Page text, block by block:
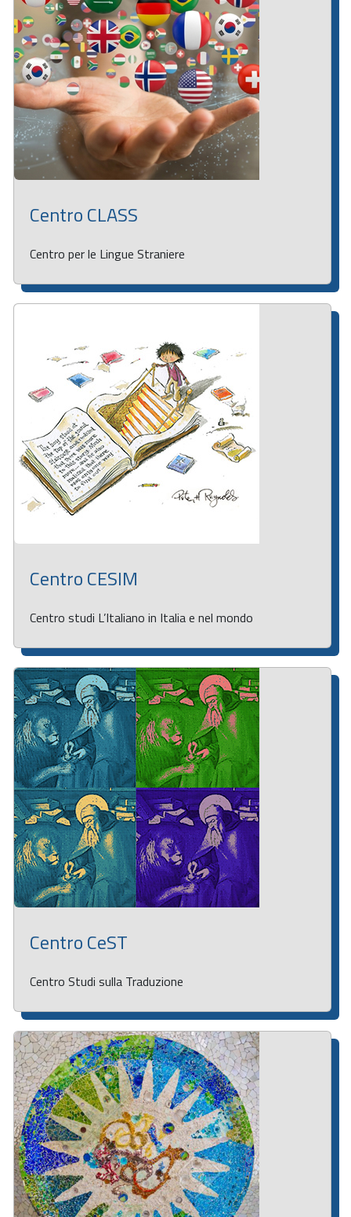
Centro CLASS
Centro per le Lingue Straniere
Centro CESIM
Centro studi L’Italiano in Italia e nel mondo
Centro CeST
Centro Studi sulla Traduzione